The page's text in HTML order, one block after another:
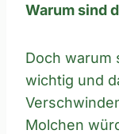
Warum sind
Doch warum
wichtig und
Molchen